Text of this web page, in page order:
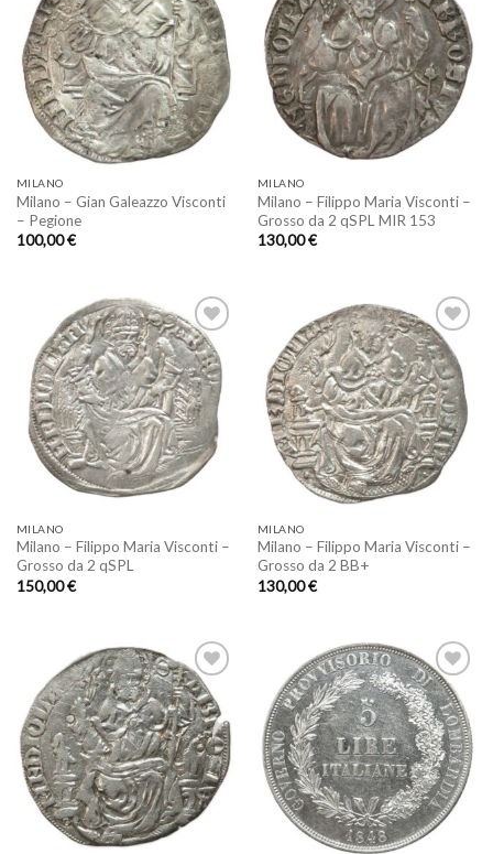
Aggiungi
a lista
dei
desideri
MILANO
Milano – Gian Galeazzo Visconti
– Pegione
100,00€
Aggiungi
a lista
dei
desideri
MILANO
Milano – Filippo Maria Visconti –
Grosso da 2 qSPL MIR 153
130,00€
Aggiungi
a lista
dei
desideri
MILANO
Milano – Filippo Maria Visconti –
Grosso da 2 qSPL
150,00€
Aggiungi
a lista
dei
desideri
MILANO
Milano – Filippo Maria Visconti –
Grosso da 2 BB+
130,00€
Aggiungi
a lista
dei
desideri
Aggiungi
a lista
dei
desideri